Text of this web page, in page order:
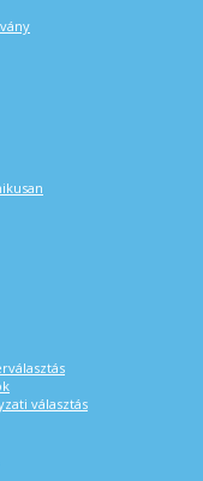
választás